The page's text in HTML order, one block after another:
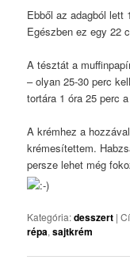
Ebből az adagból lett
Egészben ez egy 22
A tésztát a
– olyan 25-30 perc
tortára 1 óra 25 perc
A krémhez a
krémesítettem.
persze lehet még
Kategória:desszert |
répa,sajtkrém